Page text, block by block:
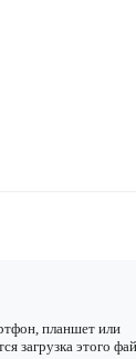
планшет или
загрузка этого